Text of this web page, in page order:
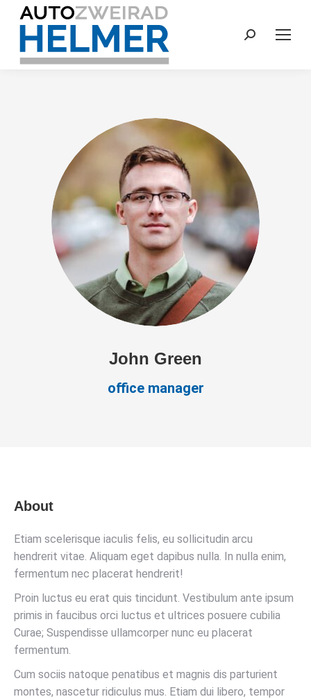
Search:
John Green
office manager
About
Etiam scelerisque iaculis felis, eu sollicitudin arcu
hendrerit vitae. Aliquam eget dapibus nulla. In nulla enim,
fermentum nec placerat hendrerit!
Proin luctus eu erat quis tincidunt. Vestibulum ante ipsum
primis in faucibus orci luctus et ultrices posuere cubilia
Curae; Suspendisse ullamcorper nunc eu placerat
fermentum.
Cum sociis natoque penatibus et magnis dis parturient
montes, nascetur ridiculus mus. Etiam dui libero, tempor